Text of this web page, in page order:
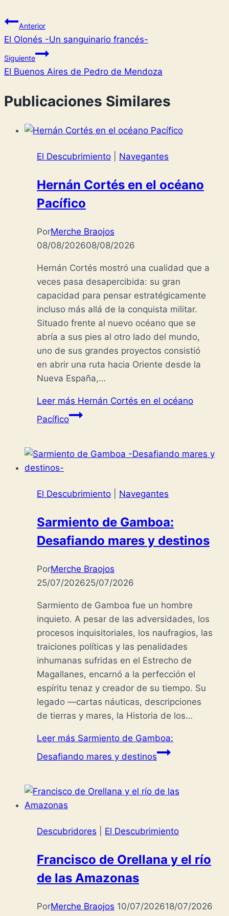
Anterior
El Olonés -Un sanguinario francés-
Siguiente
El Buenos Aires de Pedro de Mendoza
Publicaciones Similares
El Descubrimiento Navegantes
Hernán Cortés en el océano
Pacífico
PorMerche Braojos
08/08/202608/08/2026
Hernán Cortés mostró una cualidad que a
veces pasa desapercibida: su gran
capacidad para pensar estratégicamente
incluso más allá de la conquista militar.
Situado frente al nuevo océano que se
abría a sus pies al otro lado del mundo,
uno de sus grandes proyectos consistió
en abrir una ruta hacia Oriente desde la
Nueva España,…
Leer más Hernán Cortés en el océano
Pacífico
El Descubrimiento Navegantes
Sarmiento de Gamboa:
Desafiando mares y destinos
PorMerche Braojos
25/07/202625/07/2026
Sarmiento de Gamboa fue un hombre
inquieto. A pesar de las adversidades, los
procesos inquisitoriales, los naufragios, las
traiciones políticas y las penalidades
inhumanas sufridas en el Estrecho de
Magallanes, encarnó a la perfección el
espíritu tenaz y creador de su tiempo. Su
legado —cartas náuticas, descripciones
de tierras y mares, la Historia de los…
Leer más Sarmiento de Gamboa:
Desafiando mares y destinos
Descubridores El Descubrimiento
Francisco de Orellana y el río
de las Amazonas
PorMerche Braojos 10/07/202618/07/2026